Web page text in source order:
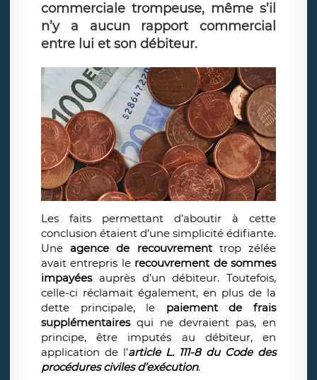
commerciale trompeuse, même s’il
n’y a aucun rapport commercial
entre lui et son débiteur.
Les faits permettant d’aboutir à cette
conclusion étaient d’une simplicité édifiante.
Uneagence de recouvrementtrop zélée
avait entrepris le recouvrement de sommes
impayéesauprès d’un débiteur. Toutefois,
celle-ci réclamait également, en plus de la
dette principale, le paiement de frais
supplémentairesqui ne devraient pas, en
principe, être imputés au débiteur, en
application de l’article L. 111-8 du Code des
procédures civiles d’exécution.